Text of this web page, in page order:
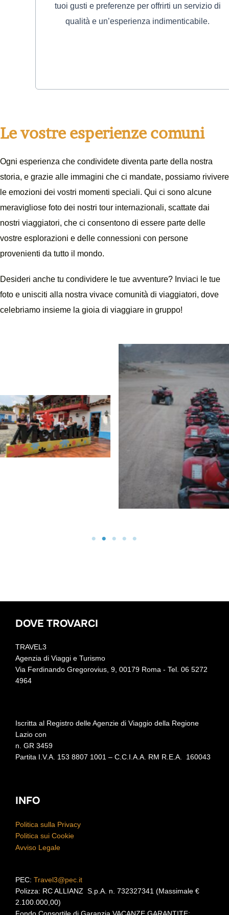
tuoi gusti e preferenze per offrirti un servizio di
qualità e un’esperienza indimenticabile.
Le vostre esperienze comuni
Ogni esperienza che condividete diventa parte della nostra
storia, e grazie alle immagini che ci mandate, possiamo rivivere
le emozioni dei vostri momenti speciali. Qui ci sono alcune
meravigliose foto dei nostri tour internazionali, scattate dai
nostri viaggiatori, che ci consentono di essere parte delle
vostre esplorazioni e delle connessioni con persone
provenienti da tutto il mondo.
Desideri anche tu condividere le tue avventure? Inviaci le tue
foto e unisciti alla nostra vivace comunità di viaggiatori, dove
celebriamo insieme la gioia di viaggiare in gruppo!
DOVE TROVARCI
TRAVEL3
Agenzia di Viaggi e Turismo
Via Ferdinando Gregorovius, 9, 00179 Roma - Tel. 06 5272
4964
Iscritta al Registro delle Agenzie di Viaggio della Regione
Lazio con
n. GR 3459
Partita I.V.A. 153 8807 1001 – C.C.I.A.A. RM R.E.A.
160043
INFO
Politica sulla Privacy
Politica sui Cookie
Avviso Legale
PEC: Travel3@pec.it
Polizza: RC ALLIANZ S.p.A. n. 732327341 (Massimale €
2.100.000,00)